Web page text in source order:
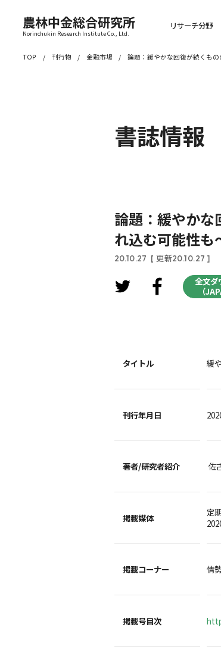
農林中金総合研究所
Norinchukin Research Institute Co., Ltd.
リサーチ分野
TOP 刊行物 金融市場 論題：緩やかな回復が続くも
書誌情報
論題：緩やかな
れ込む可能性も
20.10.27 [ 更新20.10.27 ]
全文ダ
（
タイトル 緩
刊行年月日
著者/研究者紹介 佐
掲載媒体
定
掲載コーナー 情
掲載号目次